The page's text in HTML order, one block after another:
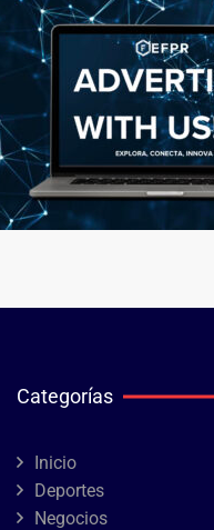
Categorías
Inicio
Deportes
Negocios